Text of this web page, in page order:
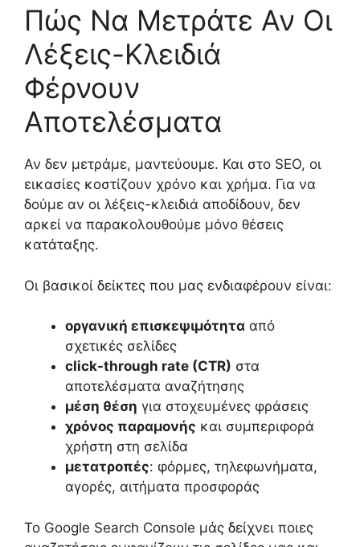
Πώς Να Μετράτε Αν Οι
Λέξεις-Κλειδιά
Φέρνουν
Αποτελέσματα
Αν δεν μετράμε, μαντεύουμε. Και στο SEO, οι
εικασίες κοστίζουν χρόνο και χρήμα. Για να
δούμε αν οι λέξεις-κλειδιά αποδίδουν, δεν
αρκεί να παρακολουθούμε μόνο θέσεις
κατάταξης.
Οι βασικοί δείκτες που μας ενδιαφέρουν είναι:
οργανική επισκεψιμότητα από
σχετικές σελίδες
click-through rate (CTR) στα
αποτελέσματα αναζήτησης
μέση θέση για στοχευμένες φράσεις
χρόνος παραμονής και συμπεριφορά
χρήστη στη σελίδα
μετατροπές: φόρμες, τηλεφωνήματα,
αγορές, αιτήματα προσφοράς
Το Google Search Console μάς δείχνει ποιες